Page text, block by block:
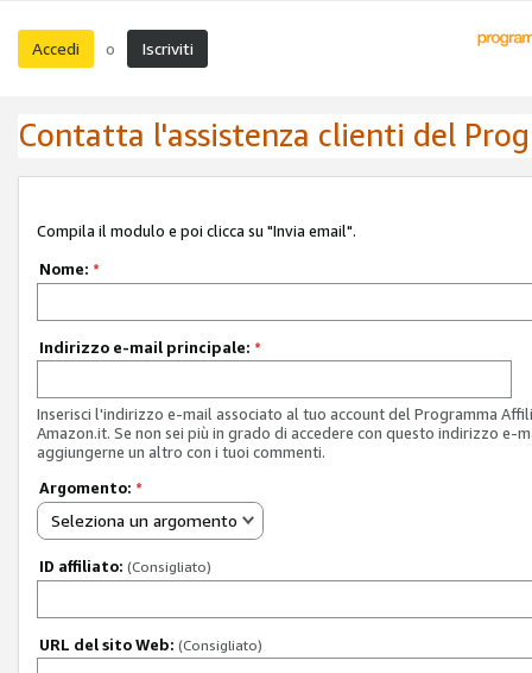
Accedi o Iscriviti
Contatta l'assistenza clienti del
Compila il modulo e poi clicca su "Invia email".
Nome: *
Indirizzo e-mail principale: *
Inserisci l'indirizzo e-mail associato al tuo account del Programma
Amazon.it. Se non sei più in grado di accedere con questo indirizzo e-
aggiungerne un altro con i tuoi commenti.
Argomento: *
Seleziona un argomento
ID affiliato: (Consigliato)
URL del sito Web: (Consigliato)